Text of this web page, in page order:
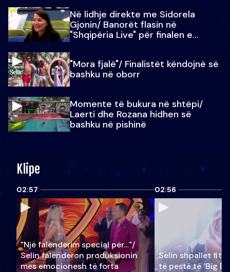
Në lidhje direkte me Sidorela
Gjonin/ Banorët flasin në
"Shqipëria Live" për finalen e
"Mora fjalë"/ Finalistët këndojnë së
bashku në oborr
Momente të bukura në shtëpi/
Laerti dhe Rozana hidhen së
bashku në pishinë
Klipe
02:57
"Një falenderim special për…"/
Selin falënderon produksionin
mes emocionesh të forta
02:56
Selin shpallet
të pestë të ‘Big